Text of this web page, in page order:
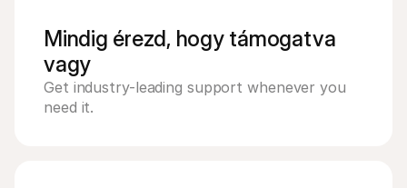
Mindig érezd, hogy támogatva
vagy
Get industry-leading support whenever you
need it.